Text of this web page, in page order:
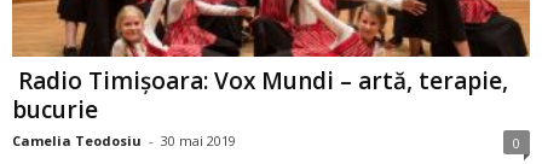
Radio Timişoara: Vox Mundi – artă, terapie,
bucurie
Camelia Teodosiu - 30 mai 2019 0